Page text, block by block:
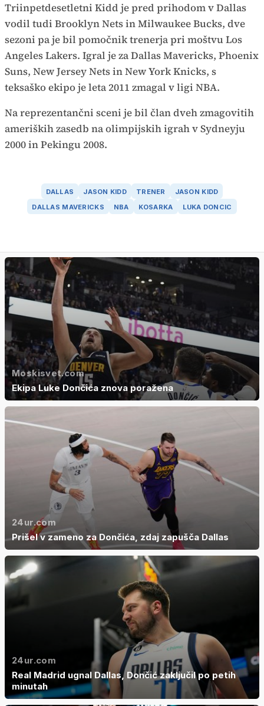
Triinpetdesetletni Kidd je pred prihodom v Dallas
vodil tudi Brooklyn Nets in Milwaukee Bucks, dve
sezoni pa je bil pomočnik trenerja pri moštvu Los
Angeles Lakers. Igral je za Dallas Mavericks, Phoenix
Suns, New Jersey Nets in New York Knicks, s
teksaško ekipo je leta 2011 zmagal v ligi NBA.
Na reprezentančni sceni je bil član dveh zmagovitih
ameriških zasedb na olimpijskih igrah v Sydneyju
2000 in Pekingu 2008.
DALLAS JASON KIDD TRENER
JASON KIDD
DALLAS MAVERICKS
NBA KOSARKA LUKA DONCIC
Moskisvet.com
Ekipa Luke Dončića znova poražena
24ur.com
Prišel v zameno za Dončića, zdaj zapušča Dallas
24ur.com
Real Madrid ugnal Dallas, Dončić zaključil po petih
minutah